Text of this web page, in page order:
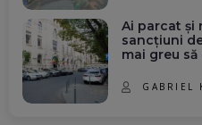
Ai parcat și
sancțiuni
mai greu
GABRIEL